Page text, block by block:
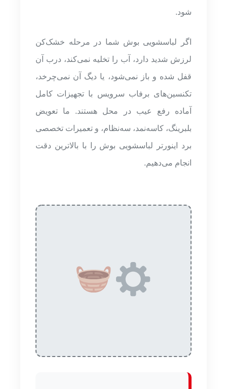
شود.
اگر لباسشویی بوش شما در مرحله خشک‌کن
لرزش شدید دارد، آب را تخلیه نمی‌کند، درب آن
قفل شده و باز نمی‌شود، یا دیگ آن نمی‌چرخد،
تکنسین‌های برفاب سرویس با تجهیزات کامل
آماده رفع عیب در محل هستند. ما تعویض
بلبرینگ، کاسه‌نمد، سه‌نظام، و تعمیرات تخصصی
برد اینورتر لباسشویی بوش را با بالاترین دقت
انجام می‌دهیم.